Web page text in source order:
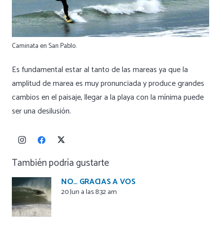
Caminata en San Pablo.
Es fundamental estar al tanto de las mareas ya que la
amplitud de marea es muy pronunciada y produce grandes
cambios en el paisaje, llegar a la playa con la mínima puede
ser una desilusión.
También podría gustarte
NO… GRACIAS A VOS
20 Jun a las 8:32 am